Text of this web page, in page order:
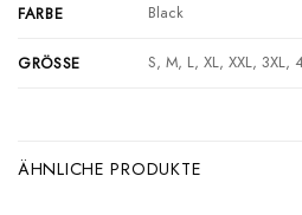
FARBE Black
GRÖSSE S, M, L, XL, XXL, 3XL,
ÄHNLICHE PRODUKTE